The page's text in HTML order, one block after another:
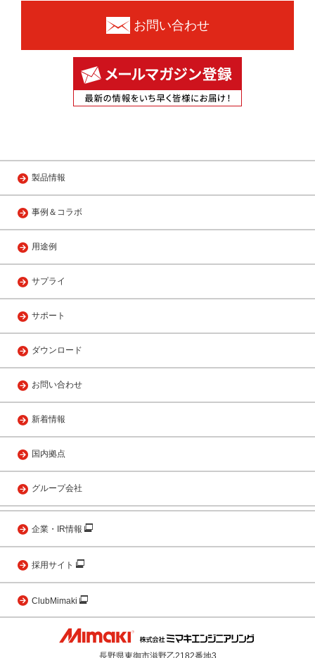
お問い合わせ
製品情報
事例＆コラボ
用途例
サプライ
サポート
ダウンロード
お問い合わせ
新着情報
国内拠点
グループ会社
企業・IR情報
採用サイト
ClubMimaki
長野県東御市滋野乙2182番地3